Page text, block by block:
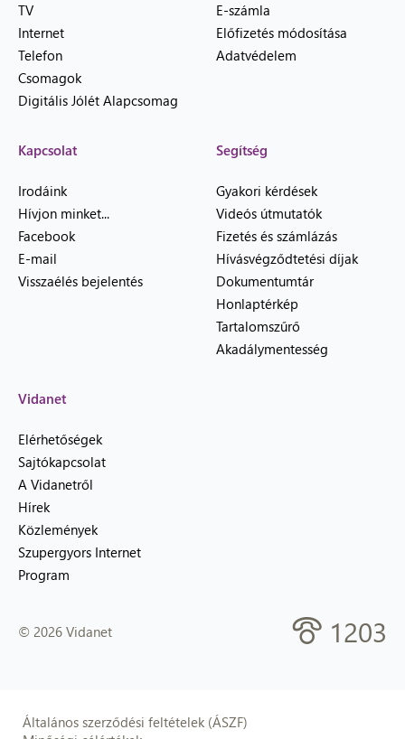
TV
Internet
Telefon
Csomagok
Digitális Jólét Alapcsomag
E-számla
Előfizetés módosítása
Adatvédelem
Kapcsolat
Irodáink
Hívjon minket...
Facebook
E-mail
Visszaélés bejelentés
Segítség
Gyakori kérdések
Videós útmutatók
Fizetés és számlázás
Hívásvégződtetési díjak
Dokumentumtár
Honlaptérkép
Tartalomszűrő
Akadálymentesség
Vidanet
Elérhetőségek
Sajtókapcsolat
A Vidanetről
Hírek
Közlemények
Szupergyors Internet
Program
© 2026 Vidanet 1203
Általános szerződési feltételek (ÁSZF)